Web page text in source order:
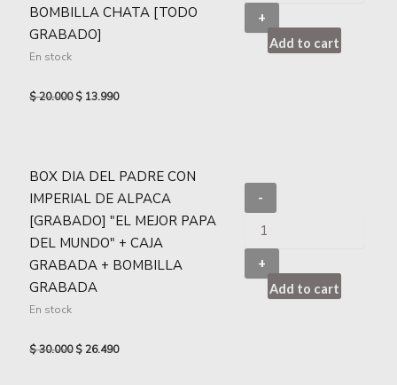
BOMBILLA CHATA [TODO
GRABADO]
En stock
$20.000 $ 13.990
+
Add to cart
BOX DIA DEL PADRE CON
IMPERIAL DE ALPACA
[GRABADO] "EL MEJOR PAPA
DEL MUNDO" + CAJA
GRABADA + BOMBILLA
GRABADA
En stock
$30.000 $26.490
-
+
Add to cart